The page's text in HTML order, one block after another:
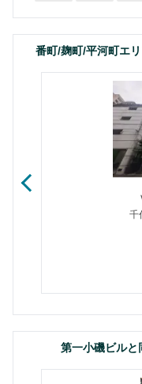
番町/麹町/平河町エ
千
第一小磯ビルと